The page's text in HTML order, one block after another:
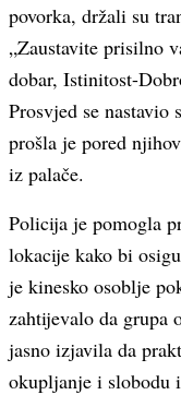
povorka, držali su
„Zaustavite prisilno
dobar, Istinitost-
Prosvjed se nastavio
prošla je pored
iz palače.
Policija je pomogla
lokacije kako bi
je kinesko osoblje
zahtijevalo da grupa
jasno izjavila da
okupljanje i slobodu